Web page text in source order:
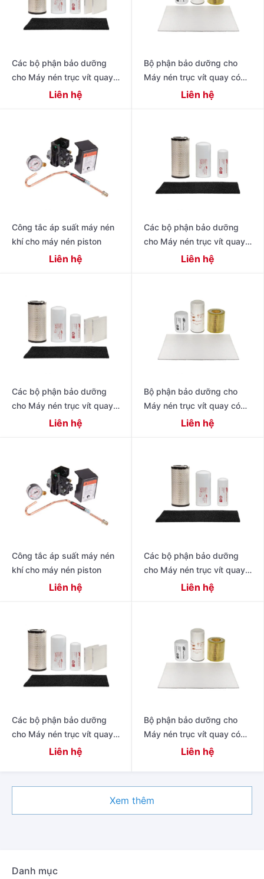
Các bộ phận bảo dưỡng
cho Máy nén trục vít quay
có dầu hiệu suất cao thế hệ
Liên hệ
Bộ phận bảo dưỡng cho
Máy nén trục vít quay có
dầu 4-11 kW Dòng R
Liên hệ
Công tắc áp suất máy nén
khí cho máy nén piston
Liên hệ
Các bộ phận bảo dưỡng
cho Máy nén trục vít quay
có dầu thế hệ tiếp theo R
Liên hệ
Các bộ phận bảo dưỡng
cho Máy nén trục vít quay
có dầu hiệu suất cao thế hệ
Liên hệ
Bộ phận bảo dưỡng cho
Máy nén trục vít quay có
dầu 4-11 kW Dòng R
Liên hệ
Công tắc áp suất máy nén
khí cho máy nén piston
Liên hệ
Các bộ phận bảo dưỡng
cho Máy nén trục vít quay
có dầu thế hệ tiếp theo R
Liên hệ
Các bộ phận bảo dưỡng
cho Máy nén trục vít quay
có dầu hiệu suất cao thế hệ
Liên hệ
Bộ phận bảo dưỡng cho
Máy nén trục vít quay có
dầu 4-11 kW Dòng R
Liên hệ
Xem thêm
Danh mục